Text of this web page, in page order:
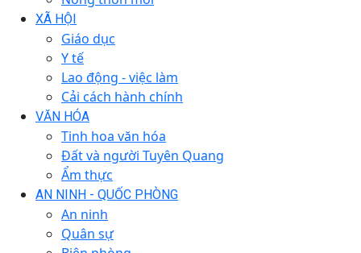
XÃ HỘI
Giáo dục
Y tế
Lao động - việc làm
Cải cách hành chính
VĂN HÓA
Tinh hoa văn hóa
Đất và người Tuyên Quang
Ẩm thực
AN NINH - QUỐC PHÒNG
An ninh
Quân sự